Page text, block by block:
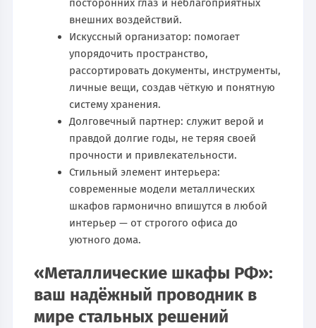
посторонних глаз и неблагоприятных
внешних воздействий.
Искусcный организатор: помогает
упорядочить пространство,
рассортировать документы, инструменты,
личные вещи, создав чёткую и понятную
систему хранения.
Долговечный партнер: служит верой и
правдой долгие годы, не теряя своей
прочности и привлекательности.
Стильный элемент интерьера:
современные модели металлических
шкафов гармонично впишутся в любой
интерьер — от строгого офиса до
уютного дома.
«Металлические шкафы РФ»:
ваш надёжный проводник в
мире стальных решений